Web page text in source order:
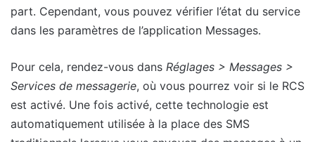
part. Cependant, vous pouvez vérifier l’état du service
dans les paramètres de l’application Messages.
Pour cela, rendez-vous dans Réglages > Messages >
Services de messagerie, où vous pourrez voir si le RCS
est activé. Une fois activé, cette technologie est
automatiquement utilisée à la place des SMS